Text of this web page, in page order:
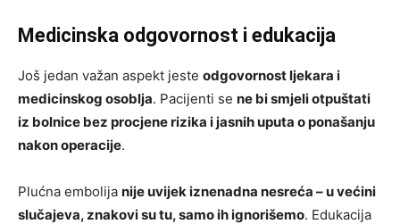
Medicinska odgovornost i edukacija
Još jedan važan aspekt jeste odgovornost ljekara i
medicinskog osoblja. Pacijenti se ne bi smjeli otpuštati
iz bolnice bez procjene rizika i jasnih uputa o ponašanju
nakon operacije.
Plućna embolija nije uvijek iznenadna nesreća – u većini
slučajeva, znakovi su tu, samo ih ignorišemo. Edukacija